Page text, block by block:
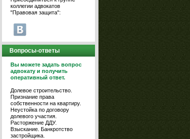
коллегии адвокатов
"Правовая защита":
Вопросы-ответы
Вы можете задать вопрос
адвокату и получить
оперативный ответ.
Долевое строительство.
Признание права
собственности на квартиру.
Неустойка по договору
долевого участия.
Расторжение ДДУ.
Взыскание. Банкротство
застройщика.